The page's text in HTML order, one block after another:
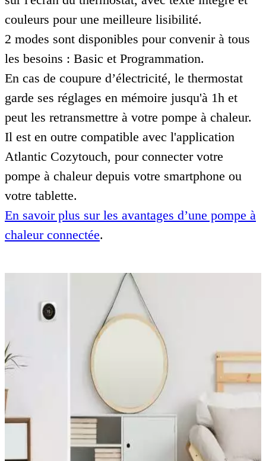
couleurs pour une meilleure lisibilité.
2 modes sont disponibles pour convenir à tous
les besoins : Basic et Programmation.
En cas de coupure d’électricité, le thermostat
garde ses réglages en mémoire jusqu'à 1h et
peut les retransmettre à votre pompe à chaleur.
Il est en outre compatible avec l'application
Atlantic Cozytouch, pour connecter votre
pompe à chaleur depuis votre smartphone ou
votre tablette.
En savoir plus sur les avantages d’une pompe à
chaleur connectée.